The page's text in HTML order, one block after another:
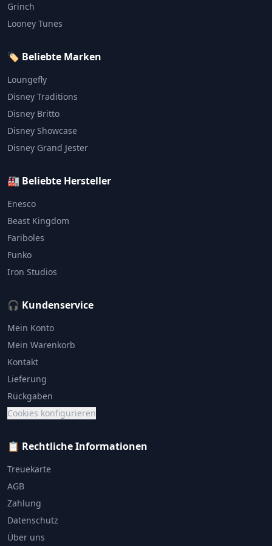
Grinch
Looney Tunes
🏷️ Beliebte Marken
Loungefly
Disney Traditions
Disney Britto
Disney Showcase
Disney Grand Jester
🏭 Beliebte Hersteller
Enesco
Beast Kingdom
Fariboles
Funko
Iron Studios
🎧 Kundenservice
Mein Konto
Mein Warenkorb
Kontakt
Lieferung
Rückgaben
Cookies konfigurieren
📋 Rechtliche Informationen
Treuekarte
AGB
Zahlung
Datenschutz
Über uns